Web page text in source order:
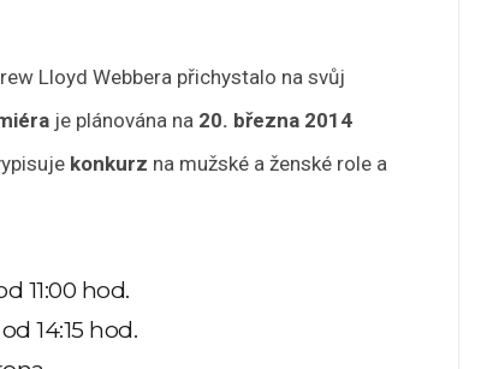
Lloyd Webbera přichystalo na svůj
je plánována na 20. března 2014
konkurz na mužské a ženské role a
11:00 hod.
14:15 hod.